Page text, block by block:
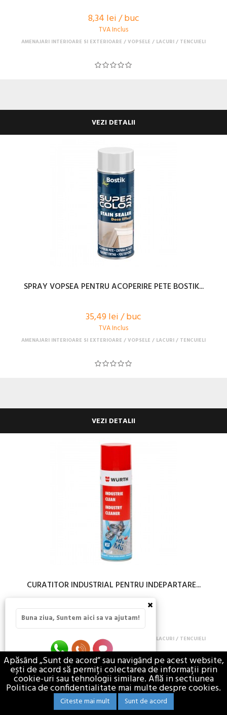
8,34 lei / buc
TVA Inclus
AMENAJARI INTERIOARE SI EXTERIOARE VOPSELE / LACURI / TENCUIELI
VEZI DETALII
SPRAY VOPSEA PENTRU ACOPERIRE PETE BOSTIK...
35,49 lei / buc
TVA Inclus
AMENAJARI INTERIOARE SI EXTERIOARE VOPSELE / LACURI / TENCUIELI
VEZI DETALII
CURATITOR INDUSTRIAL PENTRU INDEPARTARE...
52,88 lei / buc
TVA Inclus
AMENAJARI INTERIOARE SI EXTERIOARE VOPSELE / LACURI / TENCUIELI
Apăsând „Sunt de acord” sau navigând pe acest website,
ești de acord să permiți colectarea de informații prin
cookie-uri sau tehnologii similare. Află in sectiunea
Politica de confidentialitate mai multe despre cookies.
Citeste mai mult Sunt de acord
×
Buna ziua, Suntem aici sa va ajutam!